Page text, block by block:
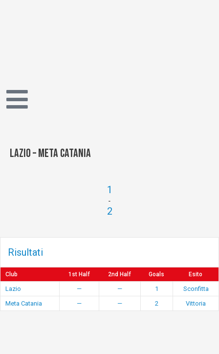
Lazio – Meta Catania
1
-
2
Risultati
Club 1st Half 2nd Half Goals Esito
Lazio — — 1
Sconfitta
Meta Catania
— — 2 Vittoria